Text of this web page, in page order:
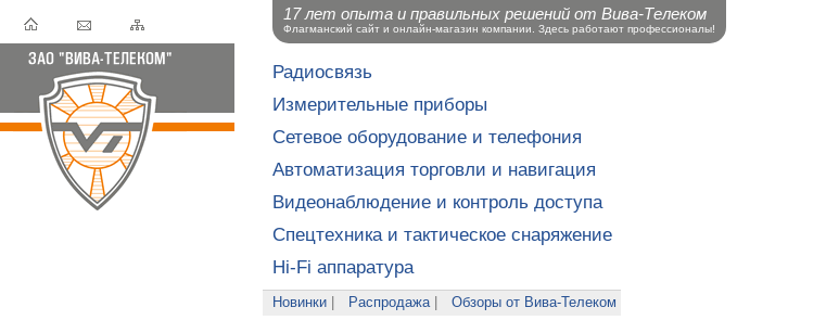
Радиосвязь
Измерительные приборы
Сетевое оборудование и телефония
Автоматизация торговли и навигация
Видеонаблюдение и контроль доступа
Спецтехника и тактическое снаряжение
Hi-Fi аппаратура
Новинки Распродажа| Обзоры от Вива-Телеком
17 лет опыта и правильных решений от Вива-Телеком
Флагманский сайт и онлайн-магазин компании. Здесь работают профессионалы!